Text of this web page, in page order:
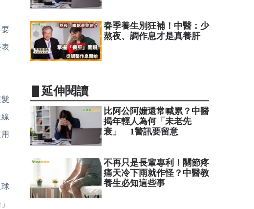
春季養生別狂補！中醫：少
熬夜、調作息才是真養肝
▋延伸閱讀
比阿公阿嬤還常喊累？中醫
揭年輕人為何「未老先
衰」 1警訊要留意
不再只是長輩專利！關節疼
痛天冷下雨就作怪？中醫教
養生必知這些事